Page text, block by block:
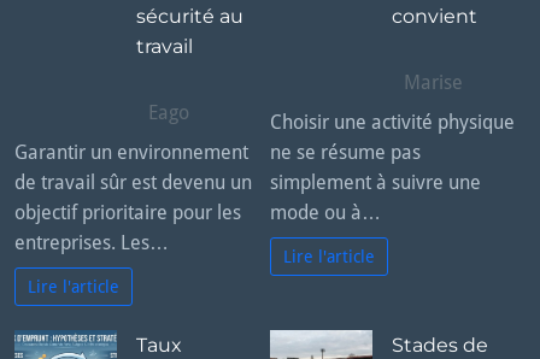
sécurité au
travail
Eago
Garantir un environnement
de travail sûr est devenu un
objectif prioritaire pour les
entreprises. Les…
Lire l'article
convient
Marise
Choisir une activité physique
ne se résume pas
simplement à suivre une
mode ou à…
Lire l'article
Taux
Stades de